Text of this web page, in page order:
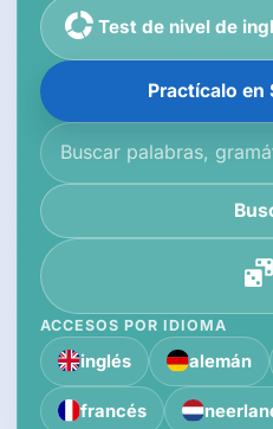
Test de nivel de
Practícalo en
Buscar en la base de
ACCESOS POR IDIOMA
inglés alemán
francés